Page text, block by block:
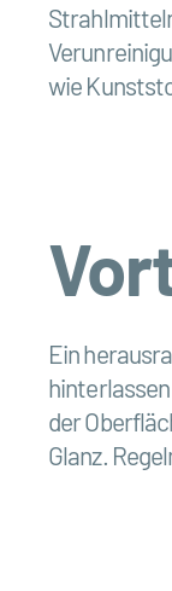
wie
Ein
der
Glanz.